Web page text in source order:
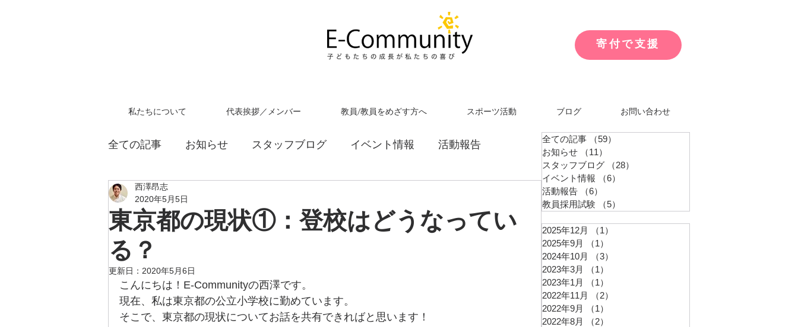
寄付で支援
私たちについて 代表挨拶／メンバー 教員/教員をめざす方へ スポーツ活動 ブログ お問い合わせ
全ての記事 お知らせ スタッフブログ イベント情報 活動報告
教員採用試験
東京都の現状①：登校はどうなってい
る？
西澤昂志
2020年5月5日
更新日： 2020年5月6日
こんにちは！E-Communityの西澤です。
現在、私は東京都の公立小学校に勤めています。
そこで、東京都の現状についてお話を共有できればと思います！
全ての記事 （59）
お知らせ
（11）
スタッフブログ
（28）
イベント情報
（6）
活動報告
（6）
教員採用試験
（5）
2025年12月 （1）
2025年9月
（1）
2024年10月
（3）
2023年3月
（1）
2023年1月
（1）
2022年11月
（2）
2022年9月
（1）
2022年8月
（2）